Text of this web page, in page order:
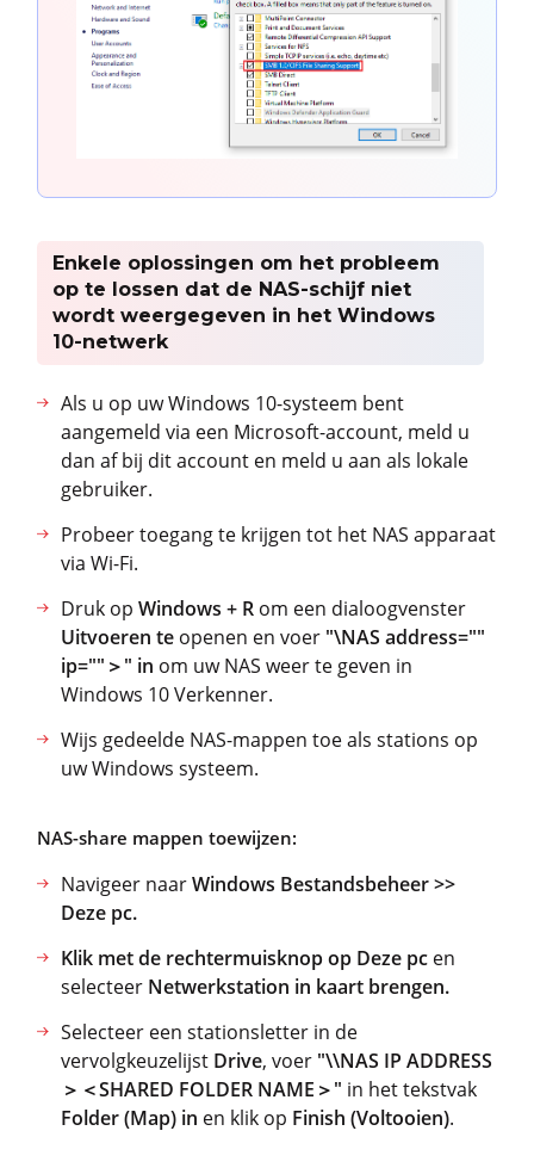
Enkele oplossingen om het probleem
op te lossen dat de NAS-schijf niet
wordt weergegeven in het Windows
10-netwerk
Als u op uw Windows 10-systeem bent
aangemeld via een Microsoft-account, meld u
dan af bij dit account en meld u aan als lokale
gebruiker.
Probeer toegang te krijgen tot het NAS apparaat
via Wi-Fi.
Druk op Windows + R om een dialoogvenster
Uitvoeren te openen en voer "\NAS address=""
ip=""＞" in om uw NAS weer te geven in
Windows 10 Verkenner.
Wijs gedeelde NAS-mappen toe als stations op
uw Windows systeem.
NAS-share mappen toewijzen:
Navigeer naarWindows Bestandsbeheer >>
Deze pc.
Klik met de rechtermuisknop op Deze pc en
selecteer Netwerkstation in kaart brengen.
Selecteer een stationsletter in de
vervolgkeuzelijst Drive, voer "\\NAS IP ADDRESS
＞＜SHARED FOLDER NAME＞" in het tekstvak
Folder (Map) in en klik op Finish (Voltooien).